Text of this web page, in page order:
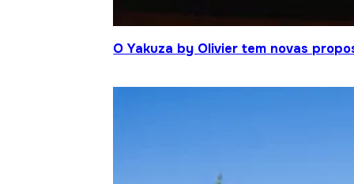
O Yakuza by Olivier tem novas